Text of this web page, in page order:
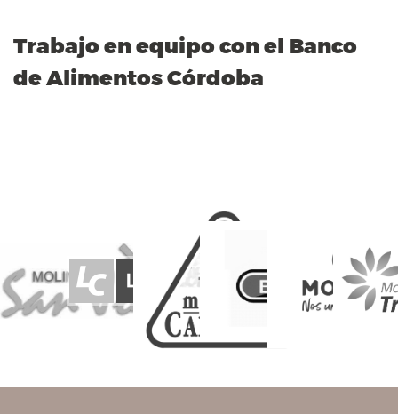
Trabajo en equipo con el Banco
de Alimentos Córdoba